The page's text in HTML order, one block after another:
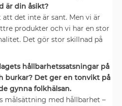
är din åsikt?
det inte är sant. Men vi är
produkter och vi har en stor
Det gör stor skillnad på
­hållbarhetssatsningar på
burkar? Det ger en tonvikt på
gynna folkhälsan.
­målsättning med hållbarhet –